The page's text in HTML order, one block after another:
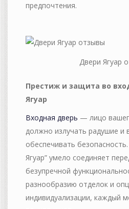
предпочтения.
Двери Ягуар
Престиж и защита во
Ягуар
Входная дверь — лицо
должно излучать радушие и
обеспечивать
Ягуар” умело соединяет
безупречной
разнообразию отделок и
индивидуализации, каждый